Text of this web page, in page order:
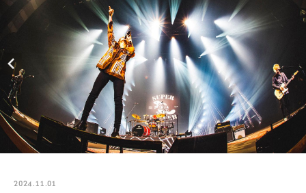
2024.11.01